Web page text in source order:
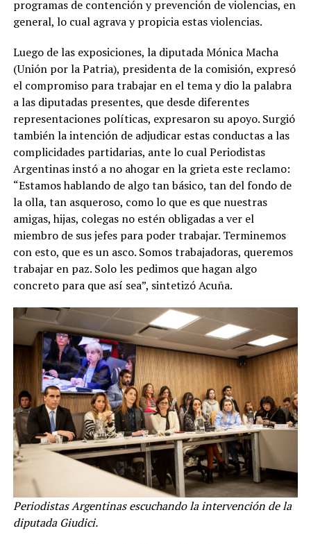
programas de contención y prevención de violencias, en
general, lo cual agrava y propicia estas violencias.
Luego de las exposiciones, la diputada Mónica Macha
(Unión por la Patria), presidenta de la comisión, expresó
el compromiso para trabajar en el tema y dio la palabra
a las diputadas presentes, que desde diferentes
representaciones políticas, expresaron su apoyo. Surgió
también la intención de adjudicar estas conductas a las
complicidades partidarias, ante lo cual Periodistas
Argentinas instó a no ahogar en la grieta este reclamo:
“Estamos hablando de algo tan básico, tan del fondo de
la olla, tan asqueroso, como lo que es que nuestras
amigas, hijas, colegas no estén obligadas a ver el
miembro de sus jefes para poder trabajar. Terminemos
con esto, que es un asco. Somos trabajadoras, queremos
trabajar en paz. Solo les pedimos que hagan algo
concreto para que así sea”, sintetizó Acuña.
Periodistas Argentinas escuchando la intervención de la
diputada Giudici.